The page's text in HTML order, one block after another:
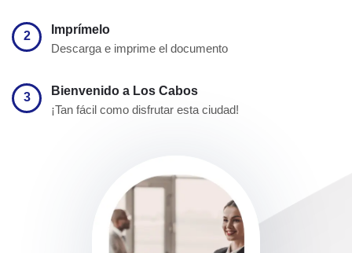
2
Imprímelo
Descarga e imprime el documento
3
Bienvenido a Los Cabos
¡Tan fácil como disfrutar esta ciudad!